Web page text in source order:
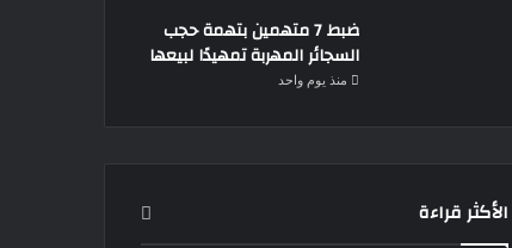
ضبط 7 متهمين بتهمة حجب
السجائر المهربة تمهيدًا لبيعها
منذ يوم واحد
الأكثر قراءة